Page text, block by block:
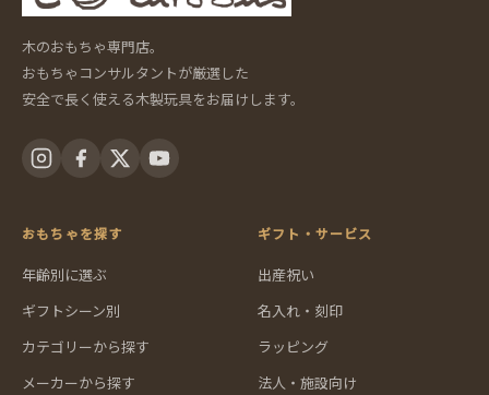
木のおもちゃ専門店。
おもちゃコンサルタントが厳選した
安全で長く使える木製玩具をお届けします。
おもちゃを探す
年齢別に選ぶ
ギフトシーン別
カテゴリーから探す
メーカーから探す
ギフト・サービス
出産祝い
名入れ・刻印
ラッピング
法人・施設向け